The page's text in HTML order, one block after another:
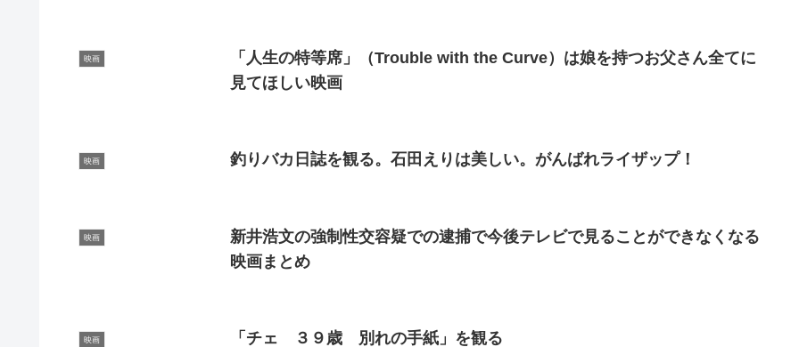
映画
「人生の特等席」（Trouble with the Curve）は娘を持つお父さん全てに
見てほしい映画
映画 釣りバカ日誌を観る。石田えりは美しい。がんばれライザップ！
映画
新井浩文の強制性交容疑での逮捕で今後テレビで見ることができなくなる
映画まとめ
映画 「チェ ３９歳 別れの手紙」を観る